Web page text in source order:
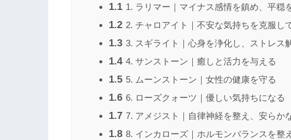
1.1 1. ラリマー｜マイナス感情を鎮め、平穏
1.2 2. チャロアイト｜不安な気持ちを克服し
1.3 3. スギライト｜心身を浄化し、ストレス
1.4 4. サンストーン｜癒しと活力を与える
1.5 5. ムーンストーン｜女性の健康を守る
1.6 6. ローズクォーツ｜優しい気持ちになる
1.7 7. アメジスト｜自律神経を整え、安らか
1.8 8. インカローズ｜ホルモンバランスを整